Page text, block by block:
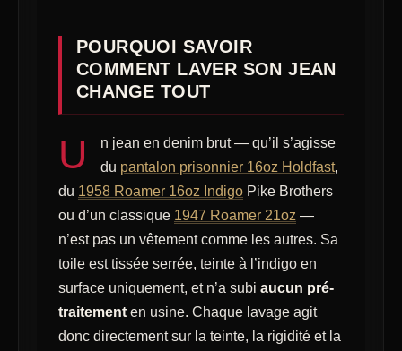
POURQUOI SAVOIR
COMMENT LAVER SON JEAN
CHANGE TOUT
U
n jean en denim brut — qu’il s’agisse
du pantalon prisonnier 16oz Holdfast,
du 1958 Roamer 16oz Indigo Pike Brothers
ou d’un classique 1947 Roamer 21oz —
n’est pas un vêtement comme les autres. Sa
toile est tissée serrée, teinte à l’indigo en
surface uniquement, et n’a subi aucun pré-
traitement en usine. Chaque lavage agit
donc directement sur la teinte, la rigidité et la